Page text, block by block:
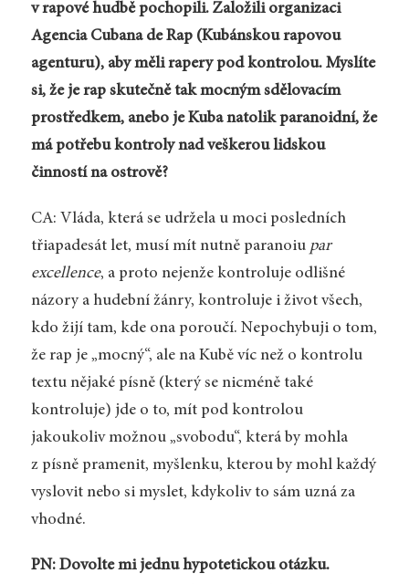
v rapové hudbě pochopili. Založili organizaci
Agencia Cubana de Rap (Kubánskou rapovou
agenturu), aby měli rapery pod kontrolou. Myslíte
si, že je rap skutečně tak mocným sdělovacím
prostředkem, anebo je Kuba natolik paranoidní, že
má potřebu kontroly nad veškerou lidskou
činností na ostrově?
CA: Vláda, která se udržela u moci posledních
třiapadesát let, musí mít nutně paranoiu par
excellence, a proto nejenže kontroluje odlišné
názory a hudební žánry, kontroluje i život všech,
kdo žijí tam, kde ona poroučí. Nepochybuji o tom,
že rap je „mocný“, ale na Kubě víc než o kontrolu
textu nějaké písně (který se nicméně také
kontroluje) jde o to, mít pod kontrolou
jakoukoliv možnou „svobodu“, která by mohla
z písně pramenit, myšlenku, kterou by mohl každý
vyslovit nebo si myslet, kdykoliv to sám uzná za
vhodné.
PN: Dovolte mi jednu hypotetickou otázku.